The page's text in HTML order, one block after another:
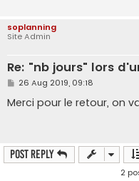
soplanning
Site Admin
Re: "nb jours" lors
P
s
t
26 Aug 2019, 09:18
Merci pour le retour, on
Post Reply
2